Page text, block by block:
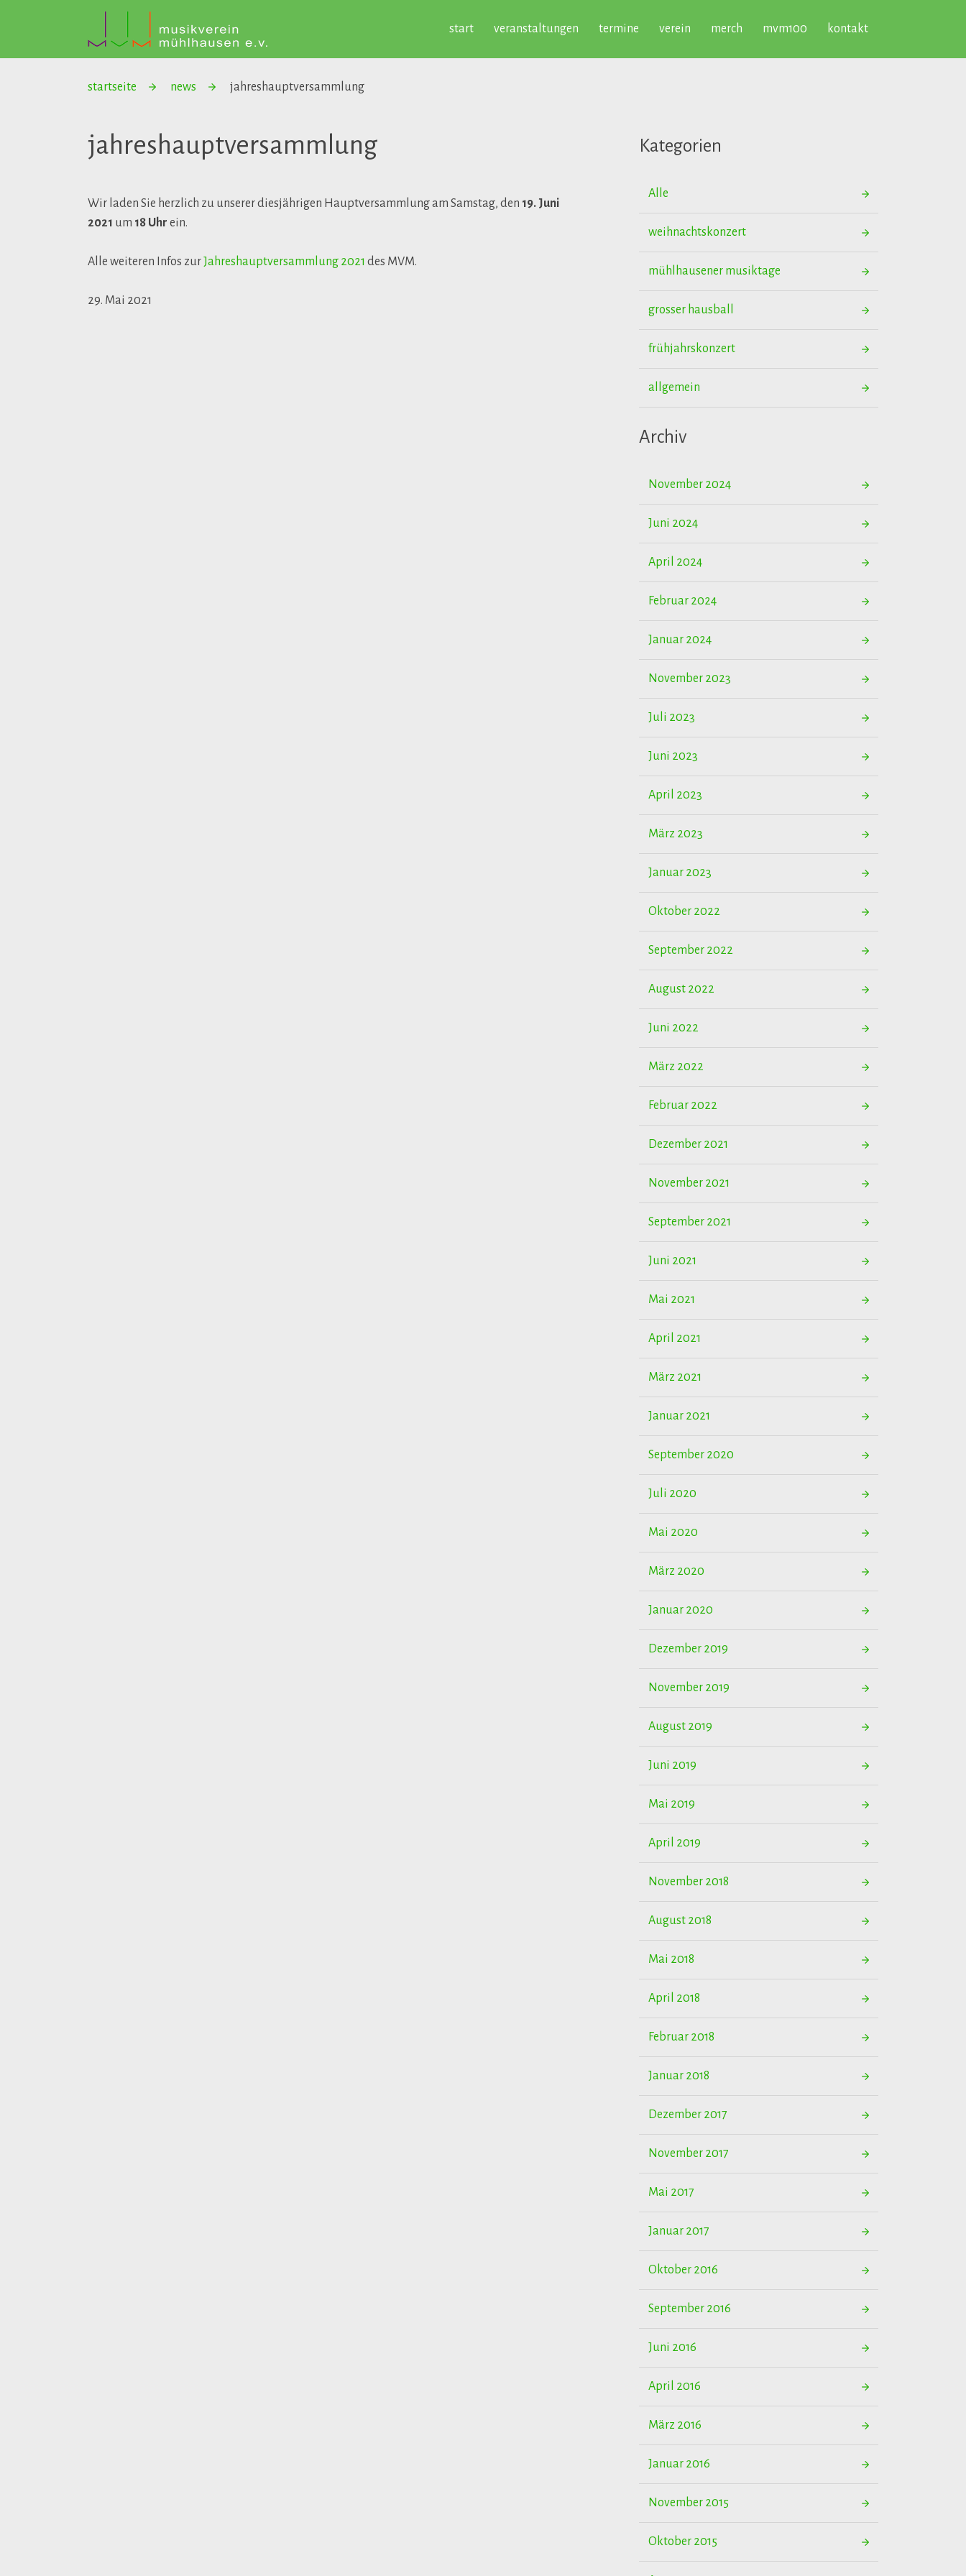
start veranstaltungen termine verein merch mvm100 kontakt
startseite news jahreshauptversammlung
jahreshauptversammlung
Wir laden Sie herzlich zu unserer diesjährigen Hauptversammlung am Samstag, den 19. Juni
2021 um 18 Uhr ein.
Alle weiteren Infos zurJahreshauptversammlung 2021 des MVM.
29. Mai 2021
Kategorien
Alle
weihnachtskonzert
mühlhausener musiktage
grosser hausball
frühjahrskonzert
allgemein
Archiv
November 2024
Juni 2024
April 2024
Februar 2024
Januar 2024
November 2023
Juli 2023
Juni 2023
April 2023
März 2023
Januar 2023
Oktober 2022
September 2022
August 2022
Juni 2022
März 2022
Februar 2022
Dezember 2021
November 2021
September 2021
Juni 2021
Mai 2021
April 2021
März 2021
Januar 2021
September 2020
Juli 2020
Mai 2020
März 2020
Januar 2020
Dezember 2019
November 2019
August 2019
Juni 2019
Mai 2019
April 2019
November 2018
August 2018
Mai 2018
April 2018
Februar 2018
Januar 2018
Dezember 2017
November 2017
Mai 2017
Januar 2017
Oktober 2016
September 2016
Juni 2016
April 2016
März 2016
Januar 2016
November 2015
Oktober 2015